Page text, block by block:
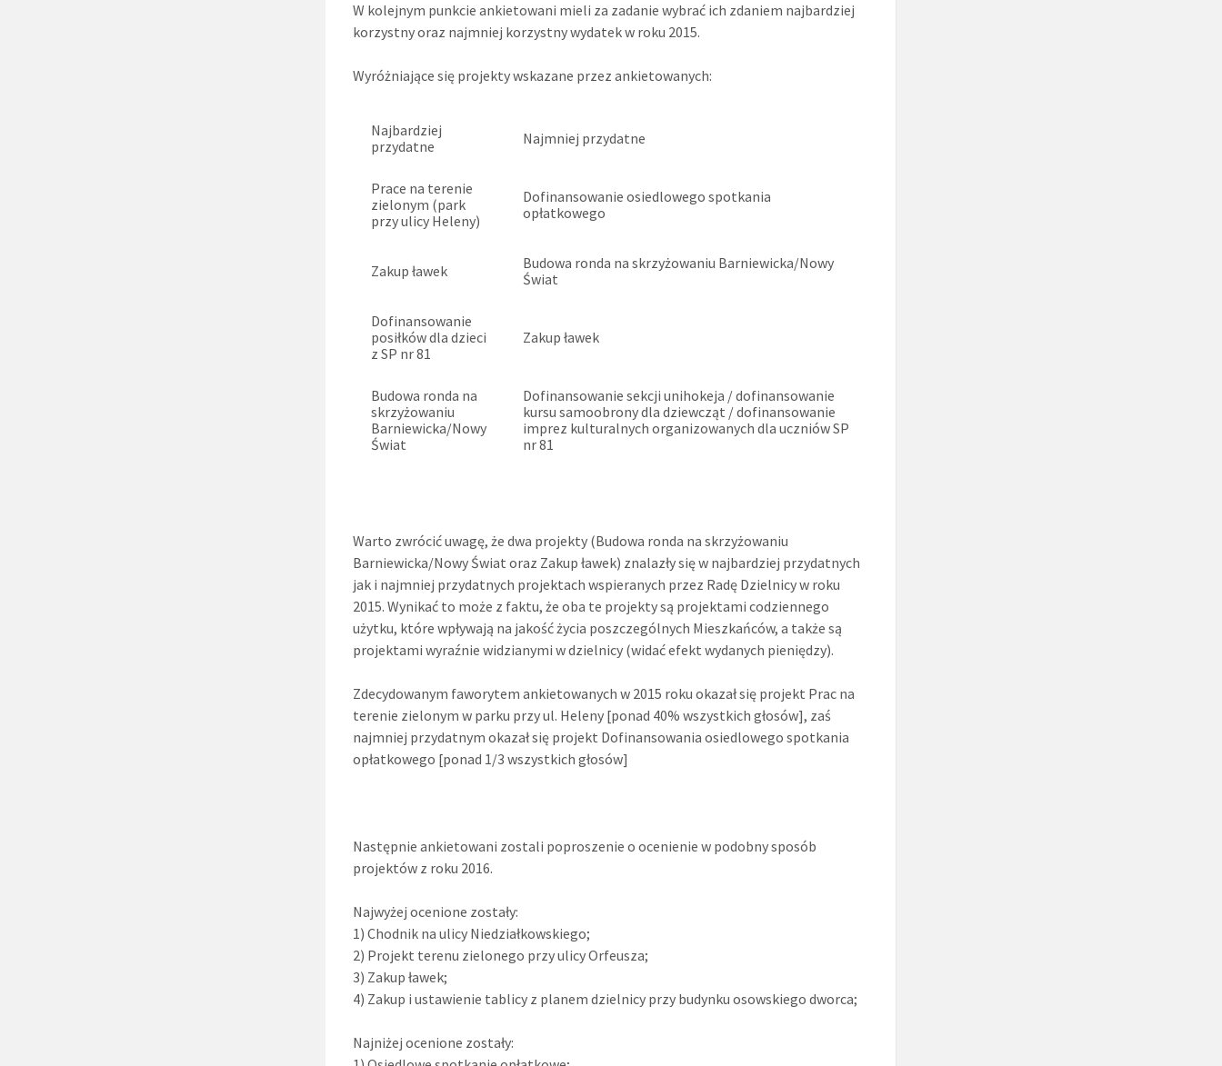
W kolejnym punkcie ankietowani mieli za zadanie wybrać ich zdaniem najbardziej
korzystny oraz najmniej korzystny wydatek w roku 2015.
Wyróżniające się projekty wskazane przez ankietowanych:
Najbardziej
przydatne
Najmniej przydatne
Prace na terenie
zielonym (park
przy ulicy Heleny)
Dofinansowanie osiedlowego spotkania
opłatkowego
Zakup ławek
Budowa ronda na skrzyżowaniu Barniewicka/Nowy
Świat
Dofinansowanie
posiłków dla dzieci
z SP nr 81
Zakup ławek
Budowa ronda na
skrzyżowaniu
Barniewicka/Nowy
Świat
Dofinansowanie sekcji unihokeja / dofinansowanie
kursu samoobrony dla dziewcząt / dofinansowanie
imprez kulturalnych organizowanych dla uczniów SP
nr 81
Warto zwrócić uwagę, że dwa projekty (Budowa ronda na skrzyżowaniu
Barniewicka/Nowy Świat oraz Zakup ławek) znalazły się w najbardziej przydatnych
jak i najmniej przydatnych projektach wspieranych przez Radę Dzielnicy w roku
2015. Wynikać to może z faktu, że oba te projekty są projektami codziennego
użytku, które wpływają na jakość życia poszczególnych Mieszkańców, a także są
projektami wyraźnie widzianymi w dzielnicy (widać efekt wydanych pieniędzy).
Zdecydowanym faworytem ankietowanych w 2015 roku okazał się projekt Prac na
terenie zielonym w parku przy ul. Heleny [ponad 40% wszystkich głosów], zaś
najmniej przydatnym okazał się projekt Dofinansowania osiedlowego spotkania
opłatkowego [ponad 1/3 wszystkich głosów]
Następnie ankietowani zostali poproszenie o ocenienie w podobny sposób
projektów z roku 2016.
Najwyżej ocenione zostały:
1) Chodnik na ulicy Niedziałkowskiego;
2) Projekt terenu zielonego przy ulicy Orfeusza;
3) Zakup ławek;
4) Zakup i ustawienie tablicy z planem dzielnicy przy budynku osowskiego dworca;
Najniżej ocenione zostały: